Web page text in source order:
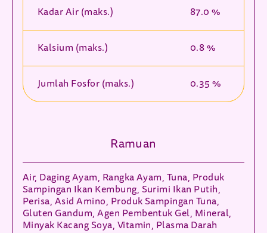
Kadar Air (maks.) 87.0 %
Kalsium (maks.) 0.8 %
Jumlah Fosfor (maks.) 0.35 %
Ramuan
Air, Daging Ayam, Rangka Ayam, Tuna, Produk
Sampingan Ikan Kembung, Surimi Ikan Putih,
Perisa, Asid Amino, Produk Sampingan Tuna,
Gluten Gandum, Agen Pembentuk Gel, Mineral,
Minyak Kacang Soya, Vitamin, Plasma Darah